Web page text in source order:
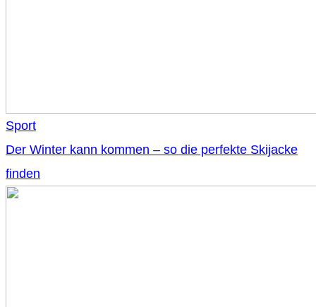
Sport
Der Winter kann kommen – so die perfekte Skijacke
finden